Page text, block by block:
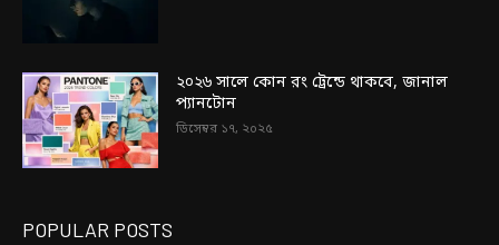
২০২৬ সালে কোন রং ট্রেন্ডে থাকবে, জানাল
প্যানটোন
ডিসেম্বর ১৭, ২০২৫
POPULAR POSTS